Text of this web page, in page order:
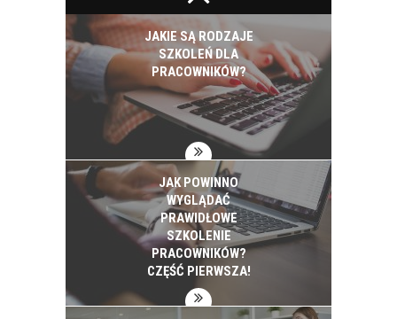
JAKIE SĄ RODZAJE
SZKOLEŃ DLA
PRACOWNIKÓW?
JAK POWINNO
WYGLĄDAĆ
PRAWIDŁOWE
SZKOLENIE
PRACOWNIKÓW?
CZĘŚĆ PIERWSZA!